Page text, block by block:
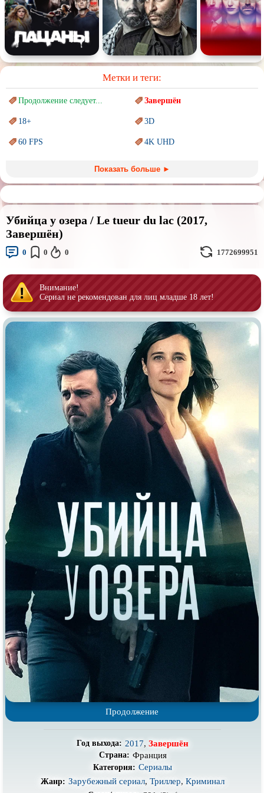
Метки и теги:
Продолжение следует... Завершён
18+ 3D
60 FPS 4K UHD
Marvel PIXAR
Sci-Fi (Научнаяфантастика) Trash (трэш) movies
Авангард иСюрреализм Ангелы и Демоны
Аниме
Дорамы
Комикс Маги и Волшебники
Наркотики Новогодние
Основанное нареальных
Параллельные миры
Перевод Гоблина ПереводКубик в Кубе
Перевод Кураж-Бамбей Пеплум
Подростковая жестокость Постапокалипсис
Призраки Про акул
Про апокалипсис
Про вампиров
Про викингов
Про выживание Про гангстеров
Про деревню
Про динозавров Про драконов
Про животных Про зомби
Про инопланетян
Про корабли и подводные
лодки
Про космос
Про маньяков и
убийц
Про оборотней Про пиратов
Про путешествия
Про собак
Показать больше ►
Убийца у озера / Le tueur du lac (2017,
Завершён)
0 0 0 1772699951
Внимание!
Сериал не рекомендован для лиц младше 18 лет!
Продолжение
Год выхода: 2017, Завершён
Страна: Франция
Категория: Сериалы
Жанр: Зарубежный сериал, Триллер, Криминал